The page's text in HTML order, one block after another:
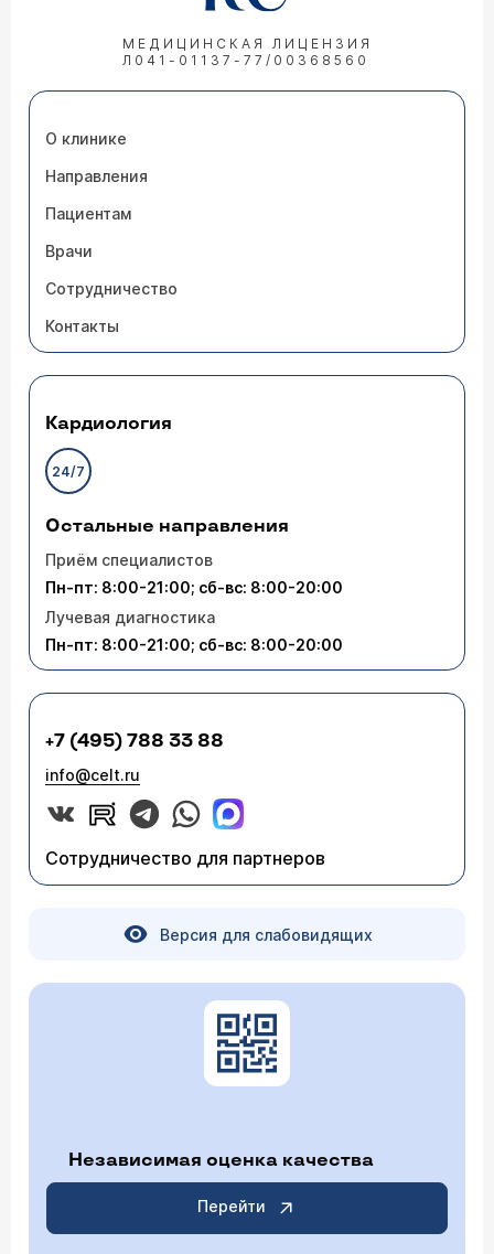
МЕДИЦИНСКАЯ ЛИЦЕНЗИЯ
Л041-01137-77/00368560
О клинике
Направления
Пациентам
Врачи
Сотрудничество
Контакты
Кардиология
24/7
Остальные направления
Приём специалистов
Пн-пт: 8:00-21:00; сб-вс: 8:00-20:00
Лучевая диагностика
Пн-пт: 8:00-21:00; сб-вс: 8:00-20:00
+7 (495) 788 33 88
info@celt.ru
Сотрудничество для партнеров
Версия для слабовидящих
Независимая оценка качества
Перейти